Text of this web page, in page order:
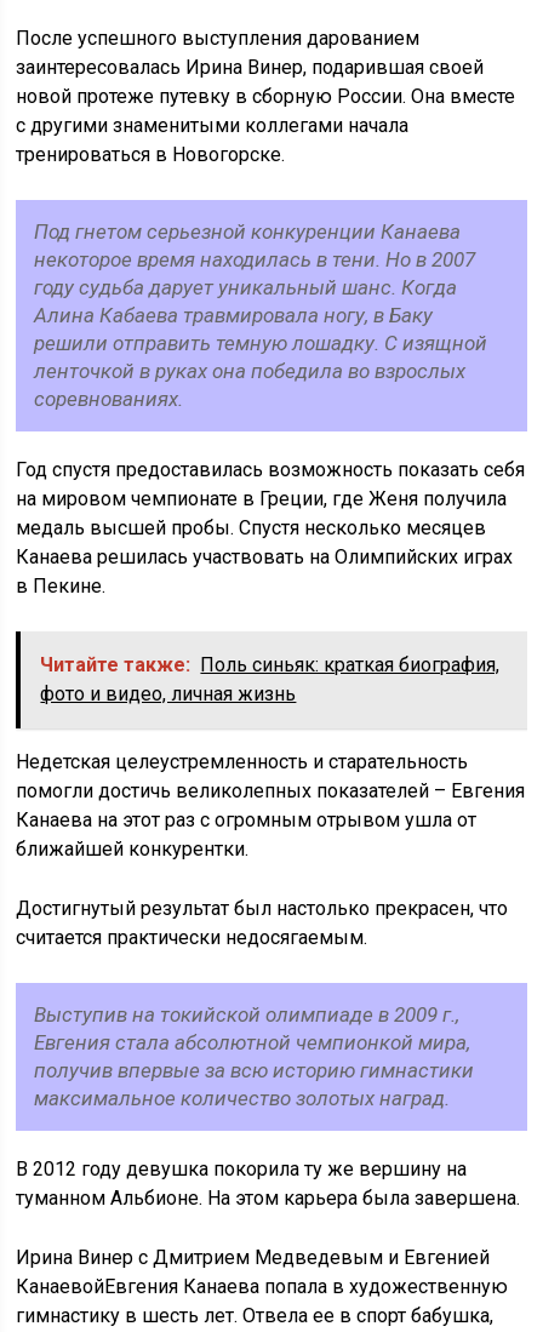
После успешного выступления дарованием
заинтересовалась Ирина Винер, подарившая своей
новой протеже путевку в сборную России. Она вместе
с другими знаменитыми коллегами начала
тренироваться в Новогорске.
Под гнетом серьезной конкуренции Канаева
некоторое время находилась в тени. Но в 2007
году судьба дарует уникальный шанс. Когда
Алина Кабаева травмировала ногу, в Баку
решили отправить темную лошадку. С изящной
ленточкой в руках она победила во взрослых
соревнованиях.
Год спустя предоставилась возможность показать себя
на мировом чемпионате в Греции, где Женя получила
медаль высшей пробы. Спустя несколько месяцев
Канаева решилась участвовать на Олимпийских играх
в Пекине.
Читайте также:
Поль синьяк: краткая биография,
фото и видео, личная жизнь
Недетская целеустремленность и старательность
помогли достичь великолепных показателей – Евгения
Канаева на этот раз с огромным отрывом ушла от
ближайшей конкурентки.
Достигнутый результат был настолько прекрасен, что
считается практически недосягаемым.
Выступив на токийской олимпиаде в 2009 г.,
Евгения стала абсолютной чемпионкой мира,
получив впервые за всю историю гимнастики
максимальное количество золотых наград.
В 2012 году девушка покорила ту же вершину на
туманном Альбионе. На этом карьера была завершена.
Ирина Винер с Дмитрием Медведевым и Евгенией
КанаевойЕвгения Канаева попала в художественную
гимнастику в шесть лет. Отвела ее в спорт бабушка,